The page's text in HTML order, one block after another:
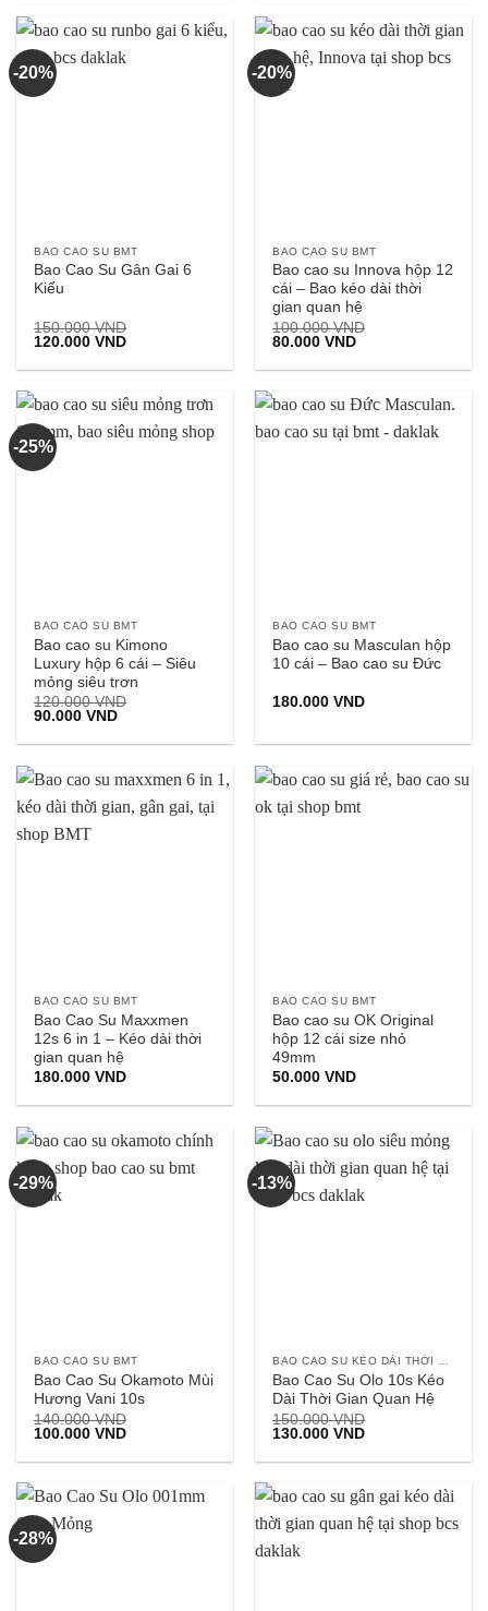
150.000 VND.
270.000 VND.
-20%
BAO CAO SU BMT
Bao Cao Su Gân Gai 6
Kiểu
150.000VND
Giá
là:
120.000VNDGiá
tại
120.000 VND.
-20%
BAO CAO SU BMT
Bao cao su Innova hộp 12
cái – Bao kéo dài thời
gian quan hệ
100.000VND
Giá
là:
80.000VNDGiá
tại
80.000 VND.
-25%
BAO CAO SU BMT
Bao cao su Kimono
Luxury hộp 6 cái – Siêu
mỏng siêu trơn
120.000VND
Giá
là:
90.000VNDGiá
tại
90.000 VND.
BAO CAO SU BMT
Bao cao su Masculan hộp
10 cái – Bao cao su Đức
180.000VND
BAO CAO SU BMT
Bao Cao Su Maxxmen
12s 6 in 1 – Kéo dài thời
gian quan hệ
180.000VND
BAO CAO SU BMT
Bao cao su OK Original
hộp 12 cái size nhỏ
49mm
50.000VND
-29%
BAO CAO SU BMT
Bao Cao Su Okamoto Mùi
Hương Vani 10s
140.000VND
Giá
là:
100.000VNDGiá
tại
100.000 VND.
-13%
BAO CAO SU KÉO DÀI THỜI GIAN
Bao Cao Su Olo 10s Kéo
Dài Thời Gian Quan Hệ
150.000VND
Giá
là:
130.000VNDGiá
tại
130.000 VND.
-28%